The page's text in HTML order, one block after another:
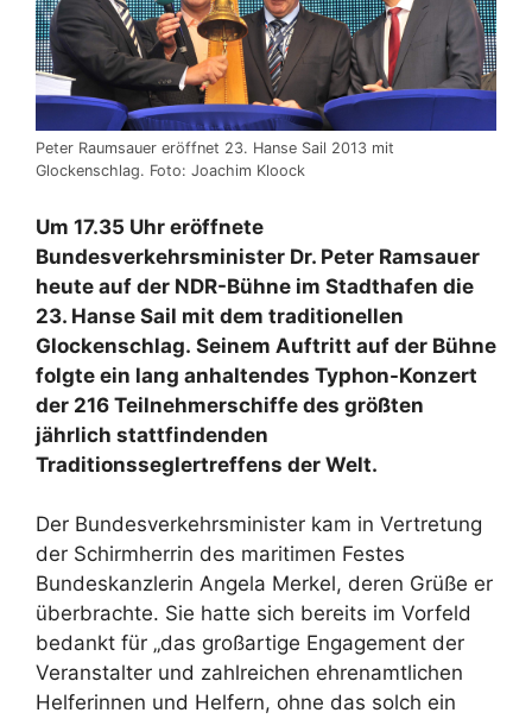
Peter Raumsauer eröffnet 23. Hanse Sail 2013 mit
Glockenschlag. Foto: Joachim Kloock
Um 17.35 Uhr eröffnete
Bundesverkehrsminister Dr. Peter Ramsauer
heute auf der NDR-Bühne im Stadthafen die
23. Hanse Sail mit dem traditionellen
Glockenschlag. Seinem Auftritt auf der Bühne
folgte ein lang anhaltendes Typhon-Konzert
der 216 Teilnehmerschiffe des größten
jährlich stattfindenden
Traditionsseglertreffens der Welt.
Der Bundesverkehrsminister kam in Vertretung
der Schirmherrin des maritimen Festes
Bundeskanzlerin Angela Merkel, deren Grüße er
überbrachte. Sie hatte sich bereits im Vorfeld
bedankt für „das großartige Engagement der
Veranstalter und zahlreichen ehrenamtlichen
Helferinnen und Helfern, ohne das solch ein